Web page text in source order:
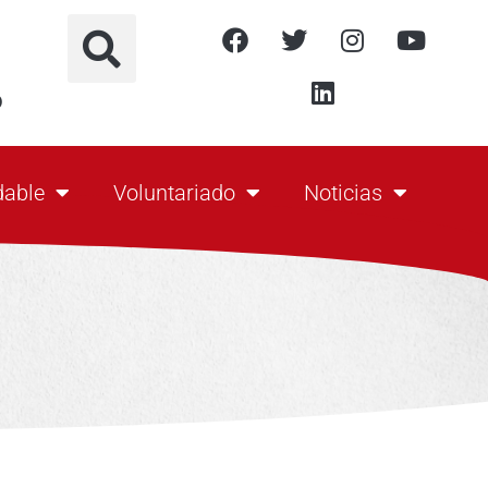
Voluntariado Noticias